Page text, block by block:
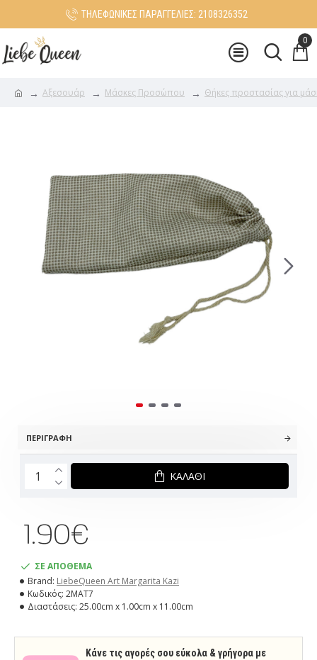
ΤΗΛΕΦΩΝΙΚΕΣ ΠΑΡΑΓΓΕΛΙΕΣ: 2108326352
0
Αξεσουάρ Μάσκες Προσώπου Θήκες προστασίας για
ΠΕΡΙΓΡΑΦΉ
ΣΕ ΑΠΟΘΕΜΑ
Brand: LiebeQueen Art Margarita Kazi
Κωδικός: 2MAT7
Διαστάσεις: 25.00cm x 1.00cm x 11.00cm
1.90€
ΚΑΛΆΘΙ
Κάνε τις αγορές σου εύκολα & γρήγορα με